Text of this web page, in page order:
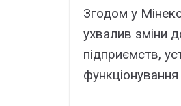
Згодом у
ухвалив зміни
підприємств,